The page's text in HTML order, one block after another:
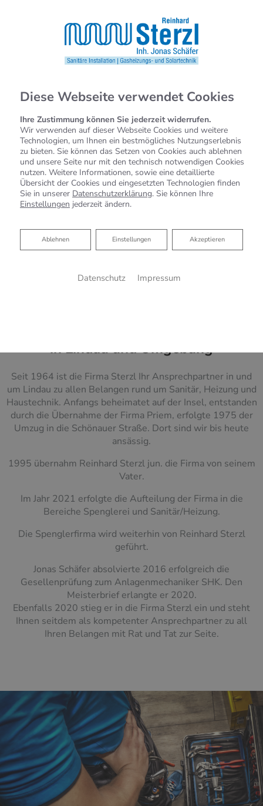
Heizung Bad Haustechnik
REINHARD STERZL - INH. JONAS SCHÄFER
in Lindau und Umgebung
Seit 1964 ist die Firma Sterzl Ihr Ansprechpartner in und
um Lindau zu allen Belangen rund um Sanitär, Heizung und
Haustechnik. Anfangs beheimatet auf der Insel, entstanden
durch die Übernahme der Firma Priem, erfolgte 1975 der
Umzug in die Schönauer Straße. Dort sind wir bis heute
ansässig.
1995 übernahm Reinhard Sterzl jun. die Firma von seinem
Vater.
Im Jahr 2021 erfolgte die Aufteilung der Firma in die
Bereiche Spenglerei und Sanitär/Heizung.
Die Spenglerfirma wird weiterhin von Reinhard Sterzl
geführt.
Jonas Schäfer absolvierte 2016 erfolgreich die
Gesellenprüfung zum Anlagenmechaniker SHK. Den
Meisterbrief erlangte er 2020.
Ebenfalls 2020 stieg er in die Firma Sterzl ein und steht
Ihnen seitdem als kompetenter Ansprechpartner zu all
Ihren Belangen mit Rat und Tat zur Seite.
Diese Webseite verwendet Cookies
Ihre Zustimmung können Sie jederzeit widerrufen.
Wir verwenden auf dieser Webseite Cookies und weitere
Technologien, um Ihnen ein bestmögliches Nutzungserlebnis
zu bieten. Sie können das Setzen von Cookies auch ablehnen
und unsere Seite nur mit den technisch notwendigen Cookies
nutzen. Weitere Informationen, sowie eine detaillierte
Übersicht der Cookies und eingesetzten Technologien finden
Sie in unserer Datenschutzerklärung. Sie können Ihre
Einstellungen jederzeit ändern.
Akzeptieren
Einstellungen
Ablehnen
Ablehnen
Datenschutz Impressum